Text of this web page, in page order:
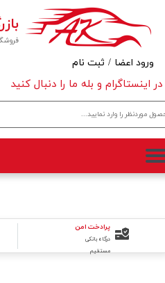
در اینستاگرام و بله ما را دنبال کنید
ورود اعضا / ثبت نام
حساب کاربری من
تغییر گذر واژه
سفارشات
خروج از حساب کاربری
پرادخت امن
درگاه بانکی
مستقیم